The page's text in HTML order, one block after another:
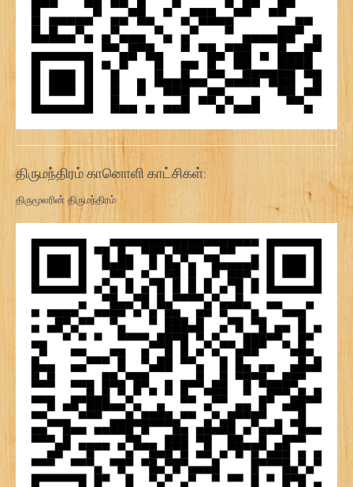
திருமந்திரம் கானொளி காட்சிகள்:
திருமூலரின் திருமந்திரம்